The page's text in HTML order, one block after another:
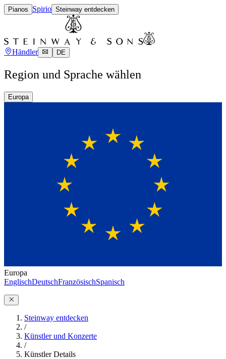
Pianos Spirio Steinway entdecken
Händler DE
Region und Sprache wählen
Europa
Europa
EnglischDeutschFranzösischSpanisch
Steinway entdecken
/
Künstler und Konzerte
/
Künstler Details